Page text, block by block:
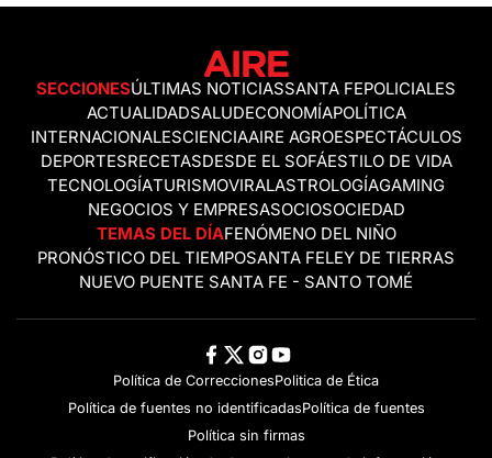
SECCIONESÚLTIMAS NOTICIASSANTA FEPOLICIALES
ACTUALIDADSALUDECONOMÍAPOLÍTICA
INTERNACIONALESCIENCIAAIRE AGROESPECTÁCULOS
DEPORTESRECETASDESDE EL SOFÁESTILO DE VIDA
TECNOLOGÍATURISMOVIRALASTROLOGÍAGAMING
NEGOCIOS Y EMPRESASOCIOSOCIEDAD
TEMAS DEL DÍAFENÓMENO DEL NIÑO
PRONÓSTICO DEL TIEMPOSANTA FELEY DE TIERRAS
NUEVO PUENTE SANTA FE - SANTO TOMÉ
Política de CorreccionesPolitica de Ética
Política de fuentes no identificadasPolítica de fuentes
Política sin firmas